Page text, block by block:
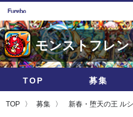
モンストフレン
TOP 募集
TOP 募集 新春・堕天の王 ル